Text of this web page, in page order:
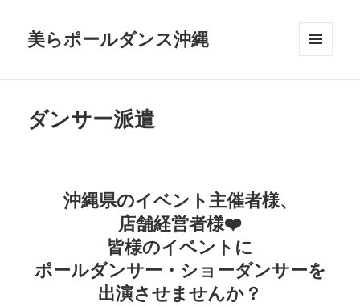
美らポールダンス沖縄
ダンサー派遣
沖縄県のイベント主催者様、
店舗経営者様❤️
皆様のイベントに
ポールダンサー・ショーダンサーを
出演させませんか？